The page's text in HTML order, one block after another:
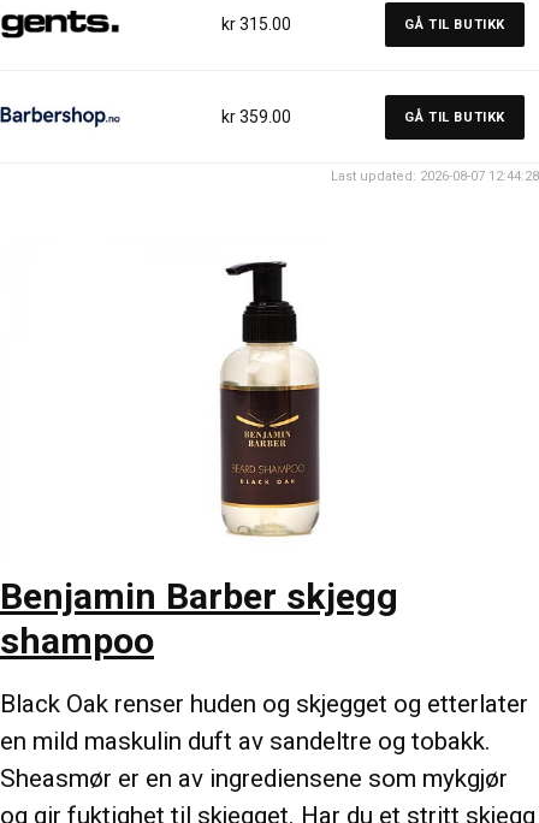
kr 315.00 GÅ TIL BUTIKK
kr 359.00 GÅ TIL BUTIKK
Last updated: 2026-08-07 12:44:28
Benjamin Barber skjegg
shampoo
Black Oak renser huden og skjegget og etterlater
en mild maskulin duft av sandeltre og tobakk.
Sheasmør er en av ingrediensene som mykgjør
og gir fuktighet til skjegget. Har du et stritt skjegg